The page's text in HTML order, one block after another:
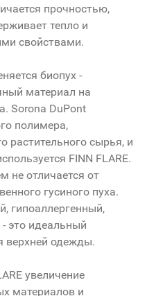
прочностью,
тепло и
свойствами.
биопух -
материал на
Sorona DuPont
полимера,
растительного сырья, и
FINN FLARE.
не отличается от
гусиного пуха.
гипоаллергенный,
это идеальный
верхней одежды.
увеличение
материалов и